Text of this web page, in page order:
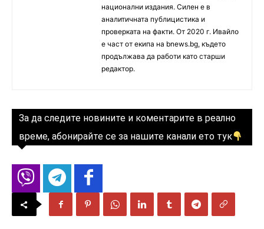
национални издания. Силен е в
аналитичната публицистика и
проверката на факти. От 2020 г. Ивайло
е част от екипа на bnews.bg, където
продължава да работи като старши
редактор.
За да следите новините и коментарите в реално
време, абонирайте се за нашите канали ето тук